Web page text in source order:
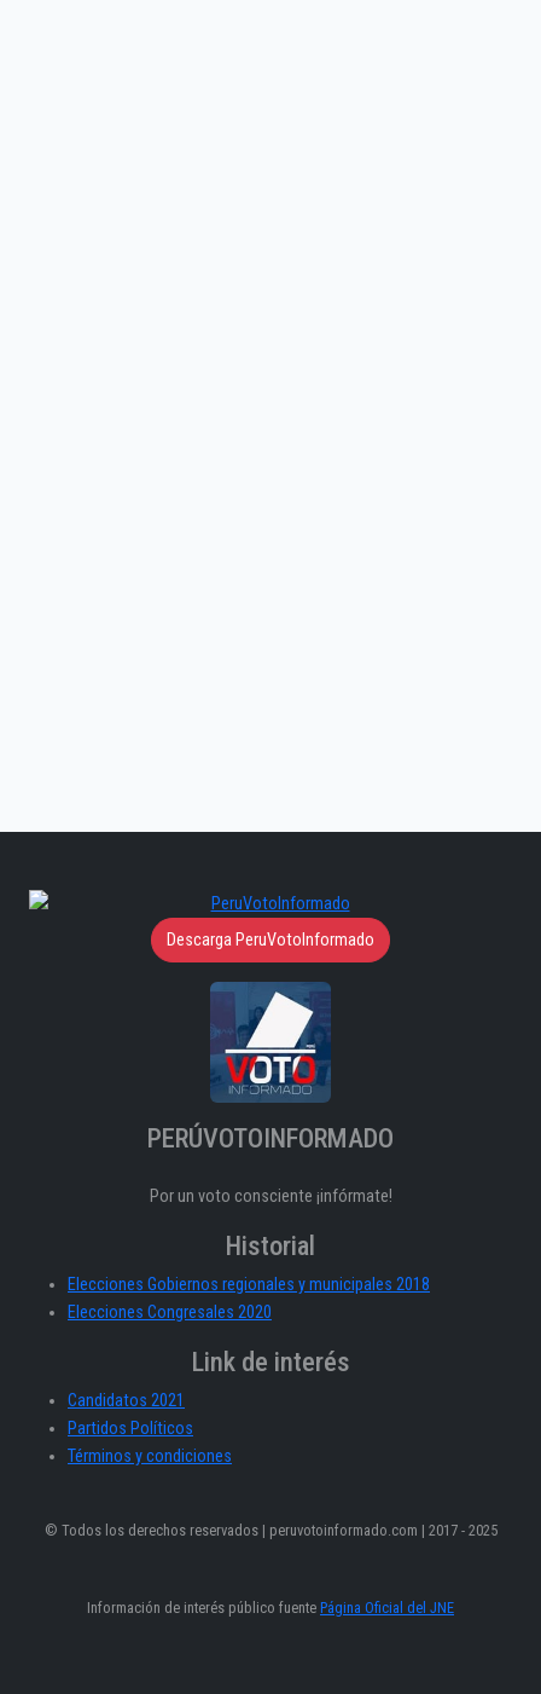
Descarga PeruVotoInformado
PERÚVOTOINFORMADO
Por un voto consciente ¡infórmate!
Historial
Elecciones Gobiernos regionales y municipales 2018
Elecciones Congresales 2020
Link de interés
Candidatos 2021
Partidos Políticos
Términos y condiciones
© Todos los derechos reservados | peruvotoinformado.com | 2017 - 2025
Información de interés público fuente Página Oficial del JNE